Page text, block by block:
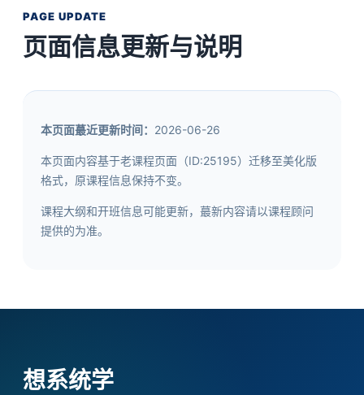
PAGE UPDATE
页面信息更新与说明
本页面蕞近更新时间： 2026-06-26
本页面内容基于老课程页面（ID:25195）迁移至美化版
格式，原课程信息保持不变。
课程大纲和开班信息可能更新，蕞新内容请以课程顾问
提供的为准。
想系统学